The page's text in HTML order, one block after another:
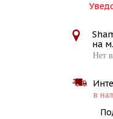
на
Нет
в